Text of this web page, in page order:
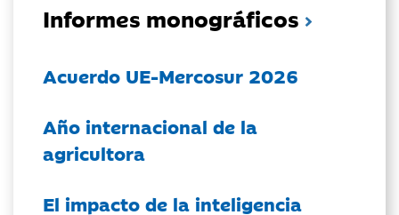
Informes monográficos
Acuerdo UE-Mercosur 2026
Año internacional de la
agricultora
El impacto de la inteligencia